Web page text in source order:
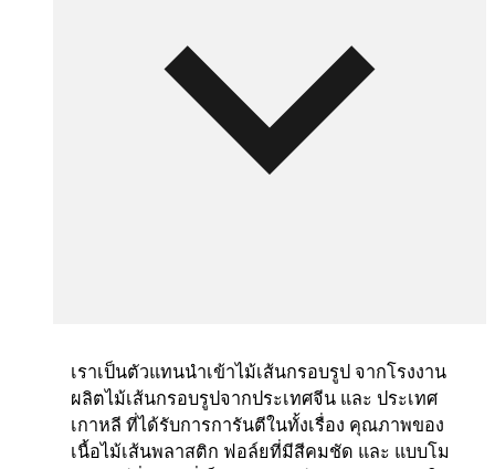
เราเป็นตัวแทนนำเข้าไม้เส้นกรอบรูป จากโรงงาน
ผลิตไม้เส้นกรอบรูปจากประเทศจีน และ ประเทศ
เกาหลี ที่ได้รับการการันตีในทั้งเรื่อง คุณภาพของ
เนื้อไม้เส้นพลาสติก ฟอล์ยที่มีสีคมชัด และ แบบโม